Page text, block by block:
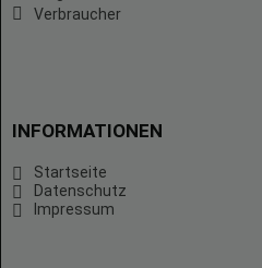
Verbraucher
INFORMATIONEN
Startseite
Datenschutz
Impressum